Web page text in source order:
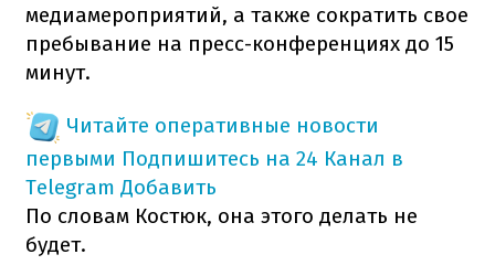
медиамероприятий, а также сократить свое
пребывание на пресс-конференциях до 15
минут.
Читайте оперативные новости
первыми Подпишитесь на 24 Канал в
Telegram Добавить
По словам Костюк, она этого делать не
будет.